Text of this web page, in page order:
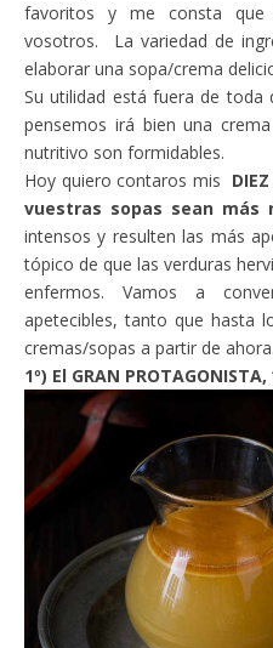
favoritos y me consta
vosotros. La variedad de
elaborar una sopa/crema
Su utilidad está fuera de toda
pensemos irá bien una
nutritivo son formidables.
Hoy quiero contaros mis
vuestras sopas sean más
intensos y resulten las más
tópico de que las verduras
enfermos. Vamos a
apetecibles, tanto que hasta
cremas/sopas a partir de ahora.
1º) El GRAN PROTAGONISTA,